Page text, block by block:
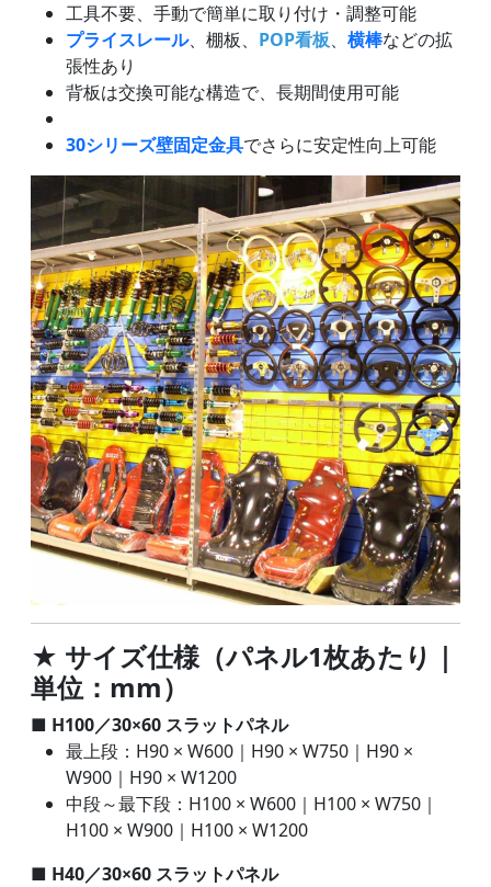
工具不要、手動で簡単に取り付け・調整可能
プライスレール、棚板、 POP看板、 横棒などの拡
張性あり
背板は交換可能な構造で、長期間使用可能
30シリーズ壁固定金具でさらに安定性向上可能
★ サイズ仕様（パネル1枚あたり｜
単位：mm）
■ H100／30×60 スラットパネル
最上段：H90 × W600｜H90 × W750｜H90 ×
W900｜H90 × W1200
中段～最下段：H100 × W600｜H100 × W750｜
H100 × W900｜H100 × W1200
■ H40／30×60 スラットパネル